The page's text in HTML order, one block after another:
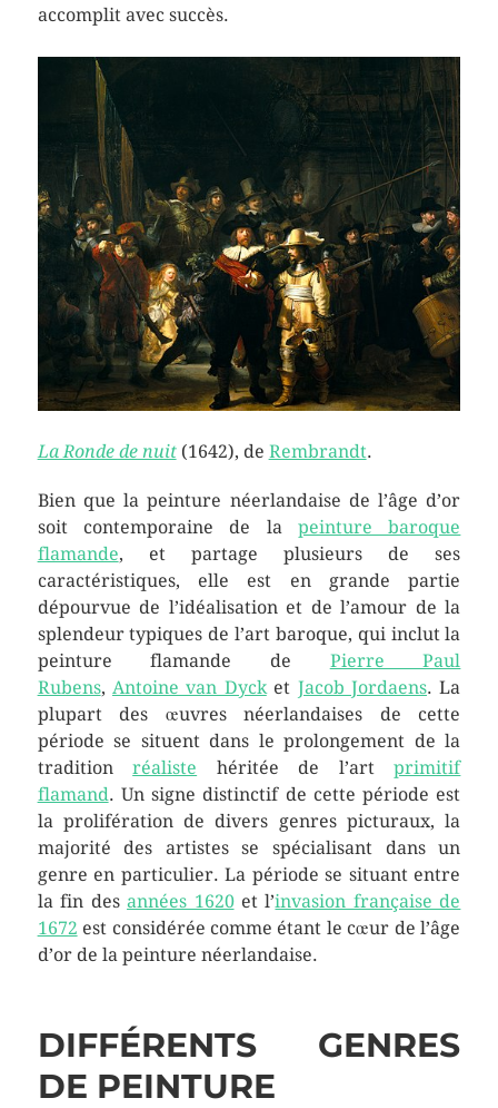
accomplit avec succès.
La Ronde de nuit(1642), de Rembrandt.
Bien que la peinture néerlandaise de l’âge d’or
soit contemporaine de lapeinture baroque
flamande, et partage plusieurs de ses
caractéristiques, elle est en grande partie
dépourvue de l’idéalisation et de l’amour de la
splendeur typiques de l’art baroque, qui inclut la
peinture flamande de Pierre Paul
Rubens, Antoine van Dycket Jacob Jordaens. La
plupart des œuvres néerlandaises de cette
période se situent dans le prolongement de la
traditionréaliste héritée de l’artprimitif
flamand. Un signe distinctif de cette période est
la prolifération de divers genres picturaux, la
majorité des artistes se spécialisant dans un
genre en particulier. La période se situant entre
la fin desannées 1620et l’invasion française de
1672 est considérée comme étant le cœur de l’âge
d’or de la peinture néerlandaise.
DIFFÉRENTS GENRES
DE PEINTURE